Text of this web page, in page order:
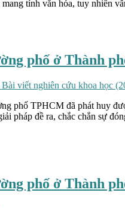
tính văn hóa, tuy nhiên
phố ở Thành
Bài viết nghiên cứu khoa học
phố TPHCM đã phát huy
pháp đề ra, chắc chắn sự
phố ở Thành